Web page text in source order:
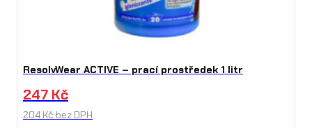
ResolvWear ACTIVE – prací prostředek 1 litr
247 Kč
204 Kč bez DPH